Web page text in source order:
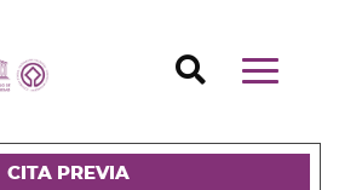
Mostrar/
Buscador
CITA PREVIA